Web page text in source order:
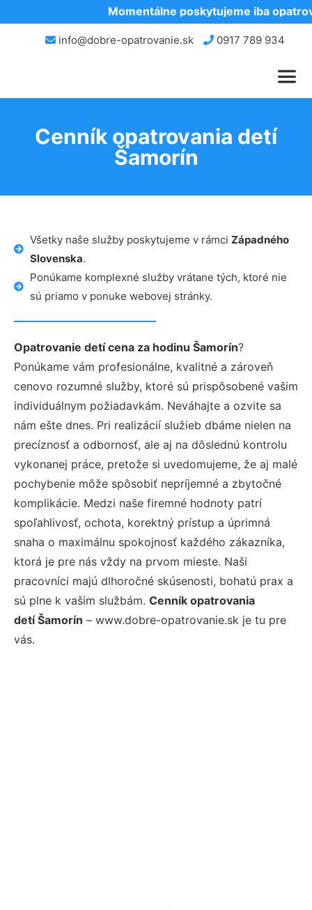
Momentálne poskytujeme iba
info@dobre-opatrovanie.sk 0917 789 934
Cenník opatrovania detí
Šamorín
Všetky naše služby poskytujeme v rámci Západného
Slovenska.
Ponúkame komplexné služby vrátane tých, ktoré nie
sú priamo v ponuke webovej stránky.
Opatrovanie detí cena za hodinu Šamorín?
Ponúkame vám profesionálne, kvalitné a zároveň
cenovo rozumné služby, ktoré sú prispôsobené vašim
individuálnym požiadavkám. Neváhajte a ozvite sa
nám ešte dnes. Pri realizácií služieb dbáme nielen na
precíznosť a odbornosť, ale aj na dôslednú kontrolu
vykonanej práce, pretože si uvedomujeme, že aj malé
pochybenie môže spôsobiť nepríjemné a zbytočné
komplikácie. Medzi naše firemné hodnoty patrí
spoľahlivosť, ochota, korektný prístup a úprimná
snaha o maximálnu spokojnosť každého zákazníka,
ktorá je pre nás vždy na prvom mieste. Naši
pracovníci majú dlhoročné skúsenosti, bohatú prax a
sú plne k vašim službám. Cenník opatrovania
detí Šamorín – www.dobre-opatrovanie.sk je tu pre
vás.